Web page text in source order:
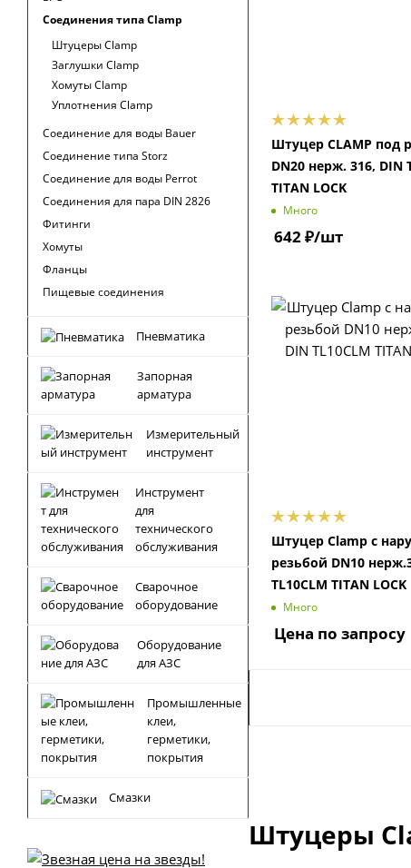
Штуцер CLAMP под
DN20 нерж. 316, DIN
TITAN LOCK
Много
642₽/шт
Штуцер Clamp с
резьбой DN10
TL10CLM TITAN LOCK
Много
Цена по запросу
Штуцеры
Соединения типа Clamp
Штуцеры Clamp
Заглушки Clamp
Хомуты Clamp
Уплотнения Clamp
Соединение для воды Bauer
Соединение типа Storz
Соединение для воды Perrot
Соединения для пара DIN 2826
Фитинги
Хомуты
Фланцы
Пищевые соединения
Пневматика
Запорная
арматура
Измерительный
инструмент
Инструмент
для
технического
обслуживания
Сварочное
оборудование
Оборудование
для АЗС
Промышленные
клеи,
герметики,
покрытия
Смазки